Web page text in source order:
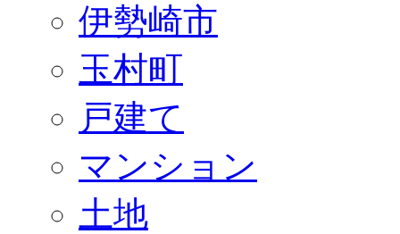
伊勢崎市
玉村町
戸建て
マンション
土地